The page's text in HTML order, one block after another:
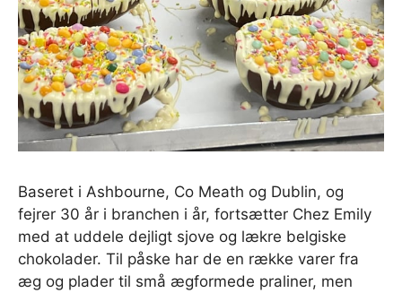
Baseret i Ashbourne, Co Meath og Dublin, og
fejrer 30 år i branchen i år, fortsætter Chez Emily
med at uddele dejligt sjove og lækre belgiske
chokolader. Til påske har de en række varer fra
æg og plader til små ægformede praliner, men